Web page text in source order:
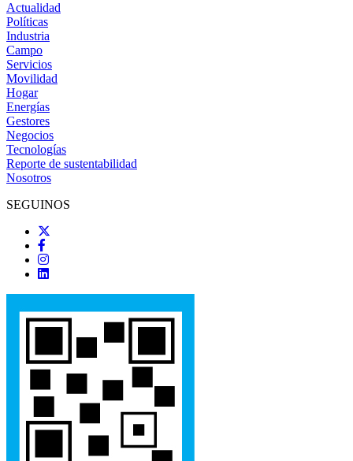
Actualidad
Políticas
Industria
Campo
Servicios
Movilidad
Hogar
Energías
Gestores
Negocios
Tecnologías
Reporte de sustentabilidad
Nosotros
SEGUINOS